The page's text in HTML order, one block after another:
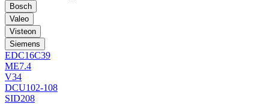
Bosch
Valeo
Visteon
Siemens
EDC16C39
ME7.4
V34
DCU102-108
SID208